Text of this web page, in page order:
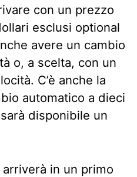
con un prezzo
esclusi optional
avere un cambio
o, a scelta, con un
C’è anche la
automatico a dieci
disponibile un
in un primo